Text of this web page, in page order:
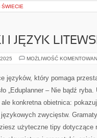
ŚWIECIE
I JĘZYK
MOŻLIWOŚĆ
języków, który pomaga
„Eduplanner – Nie bądź
konkretna obietnica:
językowych zwycięstw.
użyteczne tipy dotyczące